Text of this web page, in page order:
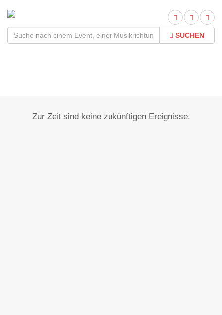
SUCHEN
Zur Zeit sind keine zukünftigen Ereignisse.